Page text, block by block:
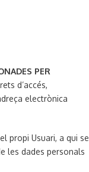
PER
d’accés,
electrònica
propi Usuari, a qui se
les dades personals